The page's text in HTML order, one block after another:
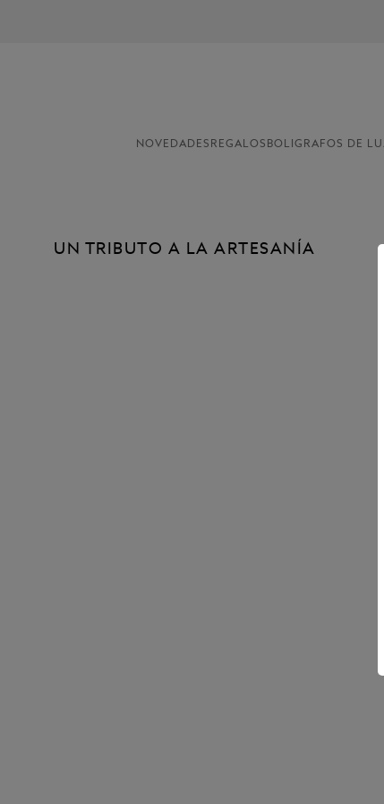
NOVEDADES REGALOS BOLIGRAFOS DE
UN TRIBUTO A LA ARTESANÍA